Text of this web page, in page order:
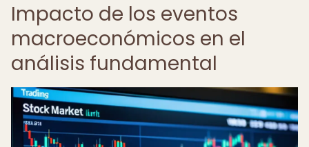
Impacto de los eventos
macroeconómicos en el
análisis fundamental